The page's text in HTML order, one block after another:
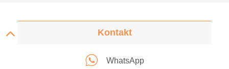
Kontakt
WhatsApp